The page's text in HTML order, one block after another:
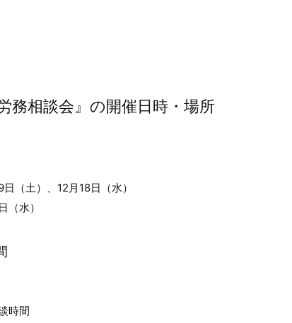
務相談会』の開催日時・場所
（土）、12月18日（水）
（水）
時間